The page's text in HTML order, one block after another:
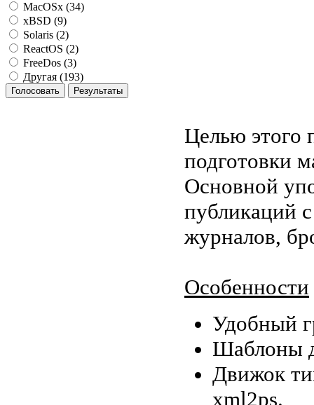
MacOSx (34)
xBSD (9)
Solaris (2)
ReactOS (2)
FreeDos (3)
Другая (193)
Целью этого
подготовки
Основной
публикаций
журналов,
Особенности
Удобный
Шаблоны
Движок
xml2ps.